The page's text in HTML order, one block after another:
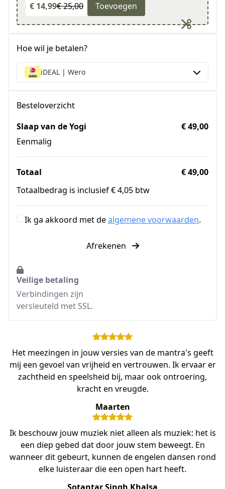
€ 14,99€ 25,00 Toevoegen
Hoe wil je betalen?
iDEAL | Wero
Besteloverzicht
Slaap van de Yogi
Eenmalig
€ 49,00
Totaal
€ 49,00
Totaalbedrag is inclusief € 4,05 btw
Ik ga akkoord met dealgemene voorwaarden.
Afrekenen
Veilige betaling
Verbindingen zijn
versleuteld met SSL.
Het meezingen in jouw versies van de mantra's geeft
mij een gevoel van vrijheid en vertrouwen. Ik ervaar er
zachtheid en speelsheid bij, maar ook ontroering,
kracht en vreugde.
Maarten
Ik beschouw jouw muziek niet alleen als muziek: het is
een diep gebed dat door jouw stem beweegt. En
wanneer dit gebeurt, kunnen de engelen dansen rond
elke luisteraar die een open hart heeft.